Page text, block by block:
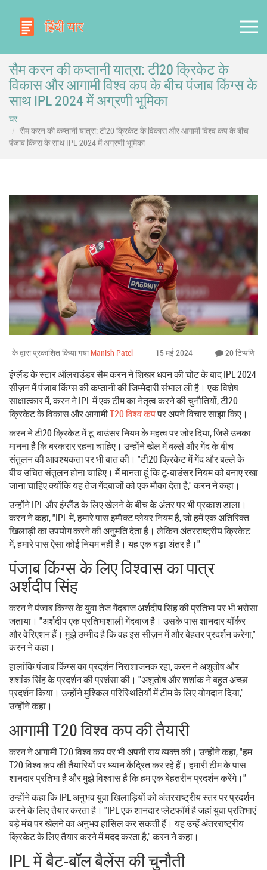
सैम करन की कप्तानी यात्रा: टी20 क्रिकेट के
विकास और आगामी विश्व कप के बीच पंजाब किंग्स के
साथ IPL 2024 में अग्रणी भूमिका
घर
सैम करन की कप्तानी यात्रा: टी20 क्रिकेट के विकास और आगामी विश्व कप के बीच
पंजाब किंग्स के साथ IPL 2024 में अग्रणी भूमिका
के द्वारा प्रकाशित किया गया Manish Patel 15 मई 2024 20 टिप्पणि
इंग्लैंड के स्टार ऑलराउंडर सैम करन ने शिखर धवन की चोट के बाद IPL 2024
सीज़न में पंजाब किंग्स की कप्तानी की जिम्मेदारी संभाल ली है। एक विशेष
साक्षात्कार में, करन ने IPL में एक टीम का नेतृत्व करने की चुनौतियों, टी20
क्रिकेट के विकास और आगामीT20 विश्व कपपर अपने विचार साझा किए।
करन ने टी20 क्रिकेट में टू-बाउंसर नियम के महत्व पर जोर दिया, जिसे उनका
मानना है कि बरकरार रहना चाहिए। उन्होंने खेल में बल्ले और गेंद के बीच
संतुलन की आवश्यकता पर भी बात की। "टी20 क्रिकेट में गेंद और बल्ले के
बीच उचित संतुलन होना चाहिए। मैं मानता हूं कि टू-बाउंसर नियम को बनाए रखा
जाना चाहिए क्योंकि यह तेज गेंदबाजों को एक मौका देता है," करन ने कहा।
उन्होंने IPL और इंग्लैंड के लिए खेलने के बीच के अंतर पर भी प्रकाश डाला।
करन ने कहा, "IPL में, हमारे पास इम्पैक्ट प्लेयर नियम है, जो हमें एक अतिरिक्त
खिलाड़ी का उपयोग करने की अनुमति देता है। लेकिन अंतरराष्ट्रीय क्रिकेट
में, हमारे पास ऐसा कोई नियम नहीं है। यह एक बड़ा अंतर है।"
पंजाब किंग्स के लिए विश्वास का पात्र
अर्शदीप सिंह
करन ने पंजाब किंग्स के युवा तेज गेंदबाज अर्शदीप सिंह की प्रतिभा पर भी भरोसा
जताया। "अर्शदीप एक प्रतिभाशाली गेंदबाज है। उसके पास शानदार यॉर्कर
और वेरिएशन हैं। मुझे उम्मीद है कि वह इस सीज़न में और बेहतर प्रदर्शन करेगा,"
करन ने कहा।
हालांकि पंजाब किंग्स का प्रदर्शन निराशाजनक रहा, करन ने अशुतोष और
शशांक सिंह के प्रदर्शन की प्रशंसा की। "अशुतोष और शशांक ने बहुत अच्छा
प्रदर्शन किया। उन्होंने मुश्किल परिस्थितियों में टीम के लिए योगदान दिया,"
उन्होंने कहा।
आगामी T20 विश्व कप की तैयारी
करन ने आगामी T20 विश्व कप पर भी अपनी राय व्यक्त की। उन्होंने कहा, "हम
T20 विश्व कप की तैयारियों पर ध्यान केंद्रित कर रहे हैं। हमारी टीम के पास
शानदार प्रतिभा है और मुझे विश्वास है कि हम एक बेहतरीन प्रदर्शन करेंगे।"
उन्होंने कहा कि IPL अनुभव युवा खिलाड़ियों को अंतरराष्ट्रीय स्तर पर प्रदर्शन
करने के लिए तैयार करता है। "IPL एक शानदार प्लेटफॉर्म है जहां युवा प्रतिभाएं
बड़े मंच पर खेलने का अनुभव हासिल कर सकती हैं। यह उन्हें अंतरराष्ट्रीय
क्रिकेट के लिए तैयार करने में मदद करता है," करन ने कहा।
IPL में बैट-बॉल बैलेंस की चुनौती